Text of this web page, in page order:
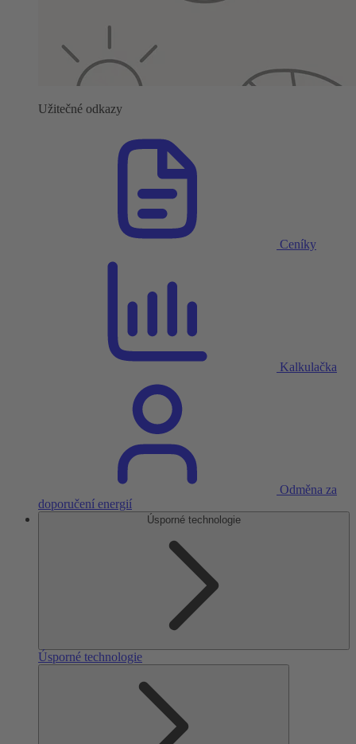
Užitečné odkazy
Ceníky
Kalkulačka
Odměna za
doporučení energií
Úsporné technologie
Úsporné technologie